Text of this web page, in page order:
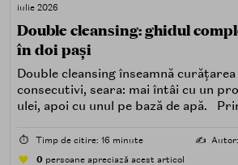
iulie 2026
Double cleansing: ghidul
în doi pași
Double cleansing înseamnă
consecutivi, seara: mai întâi cu un
ulei, apoi cu unul pe bază de apă.
poluare. Al doilea îndepărtează
⏱️ Timp de citire: 16 minute ✍️
0 persoane apreciază acest articol